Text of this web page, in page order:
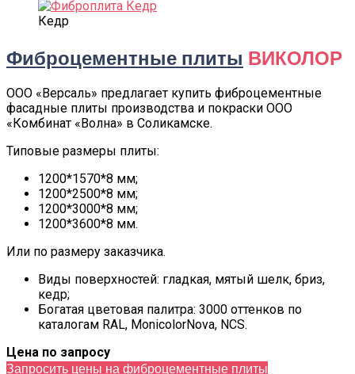
Кедр
Фиброцементные плиты ВИКОЛОР
ООО «Версаль» предлагает купить фиброцементные
фасадные плиты производства и покраски ООО
«Комбинат «Волна» в Соликамске.
Типовые размеры плиты:
1200*1570*8 мм;
1200*2500*8 мм;
1200*3000*8 мм;
1200*3600*8 мм.
Или по размеру заказчика.
Виды поверхностей: гладкая, мятый шелк, бриз,
кедр;
Богатая цветовая палитра: 3000 оттенков по
каталогам RAL, MonicolorNova, NCS.
Цена по запросу
Запросить цены на фиброцементные плиты